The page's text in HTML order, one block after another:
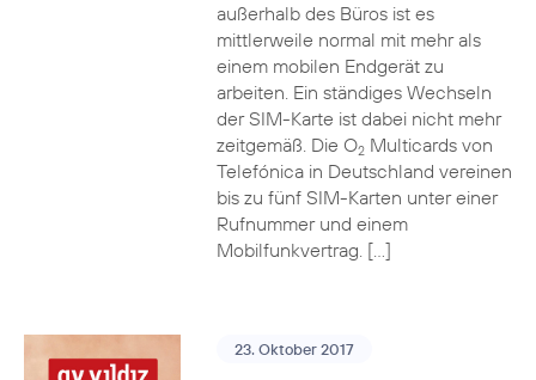
außerhalb des Büros ist es
mittlerweile normal mit mehr als
einem mobilen Endgerät zu
arbeiten. Ein ständiges Wechseln
der SIM-Karte ist dabei nicht mehr
zeitgemäß. Die O2Multicards von
Telefónica in Deutschland vereinen
bis zu fünf SIM-Karten unter einer
Rufnummer und einem
Mobilfunkvertrag. […]
23. Oktober 2017